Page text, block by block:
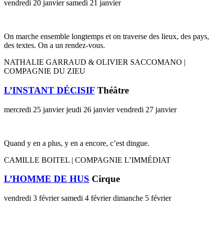
vendredi 20 janvier samedi 21 janvier
On marche ensemble longtemps et on traverse des lieux, des pays,
des textes. On a un rendez-vous.
NATHALIE GARRAUD & OLIVIER SACCOMANO |
COMPAGNIE DU ZIEU
L’INSTANT DÉCISIF Théâtre
mercredi 25 janvier jeudi 26 janvier vendredi 27 janvier
Quand y en a plus, y en a encore, c’est dingue.
CAMILLE BOITEL | COMPAGNIE L’IMMÉDIAT
L’HOMME DE HUS Cirque
vendredi 3 février samedi 4 février dimanche 5 février